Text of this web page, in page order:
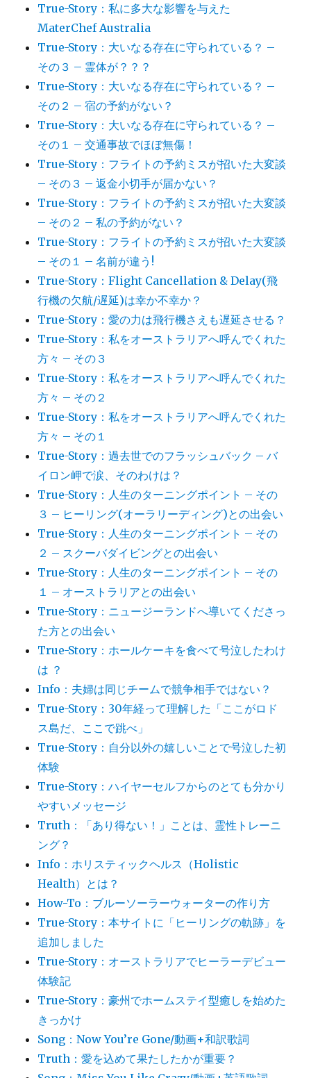
True-Story：私に多大な影響を与えた
MaterChef Australia
True-Story：大いなる存在に守られている？ –
その３ – 霊体が？？？
True-Story：大いなる存在に守られている？ –
その２ – 宿の予約がない？
True-Story：大いなる存在に守られている？ –
その１ – 交通事故でほぼ無傷！
True-Story：フライトの予約ミスが招いた大変談
– その３ – 返金小切手が届かない？
True-Story：フライトの予約ミスが招いた大変談
– その２ – 私の予約がない？
True-Story：フライトの予約ミスが招いた大変談
– その１ – 名前が違う!
True-Story：Flight Cancellation & Delay(飛
行機の欠航/遅延)は幸か不幸か？
True-Story：愛の力は飛行機さえも遅延させる？
True-Story：私をオーストラリアへ呼んでくれた
方々 – その３
True-Story：私をオーストラリアへ呼んでくれた
方々 – その２
True-Story：私をオーストラリアへ呼んでくれた
方々 – その１
True-Story：過去世でのフラッシュバック – バ
イロン岬で涙、そのわけは？
True-Story：人生のターニングポイント – その
３ – ヒーリング(オーラリーディング)との出会い
True-Story：人生のターニングポイント – その
２ – スクーバダイビングとの出会い
True-Story：人生のターニングポイント – その
１ – オーストラリアとの出会い
True-Story：ニュージーランドへ導いてくださっ
た方との出会い
True-Story：ホールケーキを食べて号泣したわけ
は ？
Info：夫婦は同じチームで競争相手ではない？
True-Story：30年経って理解した「ここがロド
ス島だ、ここで跳べ」
True-Story：自分以外の嬉しいことで号泣した初
体験
True-Story：ハイヤーセルフからのとても分かり
やすいメッセージ
Truth：「あり得ない！」ことは、霊性トレーニ
ング？
Info：ホリスティックヘルス（Holistic
Health）とは？
How-To：ブルーソーラーウォーターの作り方
True-Story：本サイトに「ヒーリングの軌跡」を
追加しました
True-Story：オーストラリアでヒーラーデビュー
体験記
True-Story：豪州でホームステイ型癒しを始めた
きっかけ
Song：Now You’re Gone/動画+和訳歌詞
Truth：愛を込めて果たしたかが重要？